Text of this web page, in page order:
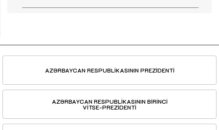
AZƏRBAYCAN RESPUBLİKASININ PREZİDENTİ
AZƏRBAYCAN RESPUBLİKASININ BİRİNCİ
VİTSE-PREZİDENTİ